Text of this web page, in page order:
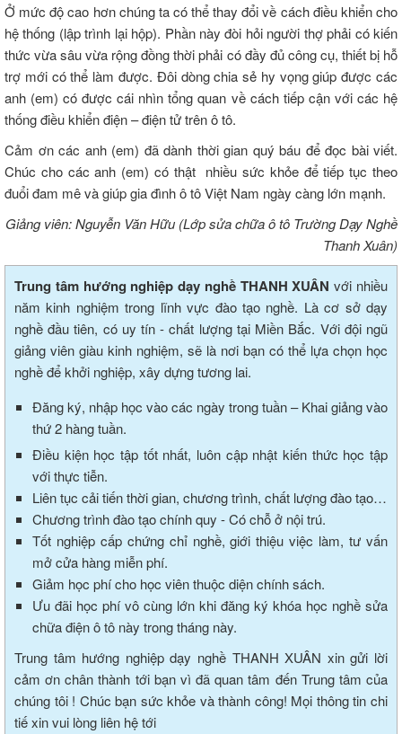
Ở mức độ cao hơn chúng ta có thể thay đổi về cách điều khiển cho
hệ thống (lập trình lại hộp). Phần này đòi hỏi người thợ phải có kiến
thức vừa sâu vừa rộng đồng thời phải có đầy đủ công cụ, thiết bị hỗ
trợ mới có thể làm được. Đôi dòng chia sẻ hy vọng giúp được các
anh (em) có được cái nhìn tổng quan về cách tiếp cận với các hệ
thống điều khiển điện – điện tử trên ô tô.
Cảm ơn các anh (em) đã dành thời gian quý báu để đọc bài viết.
Chúc cho các anh (em) có thật nhiều sức khỏe để tiếp tục theo
đuổi đam mê và giúp gia đình ô tô Việt Nam ngày càng lớn mạnh.
Giảng viên: Nguyễn Văn Hữu (Lớp sửa chữa ô tô Trường Dạy Nghề
Thanh Xuân)
Trung tâm hướng nghiệp dạy nghề THANH XUÂN với nhiều
năm kinh nghiệm trong lĩnh vực đào tạo nghề. Là cơ sở dạy
nghề đầu tiên, có uy tín - chất lượng tại Miền Bắc. Với đội ngũ
giảng viên giàu kinh nghiệm, sẽ là nơi bạn có thể lựa chọn học
nghề để khởi nghiệp, xây dựng tương lai.
Đăng ký, nhập học vào các ngày trong tuần – Khai giảng vào
thứ 2 hàng tuần.
Điều kiện học tập tốt nhất, luôn cập nhật kiến thức học tập
với thực tiễn.
Liên tục cải tiến thời gian, chương trình, chất lượng đào tạo…
Chương trình đào tạo chính quy - Có chỗ ở nội trú.
Tốt nghiệp cấp chứng chỉ nghề, giới thiệu việc làm, tư vấn
mở cửa hàng miễn phí.
Giảm học phí cho học viên thuộc diện chính sách.
Ưu đãi học phí vô cùng lớn khi đăng ký khóa học nghề sửa
chữa điện ô tô này trong tháng này.
Trung tâm hướng nghiệp dạy nghề THANH XUÂN xin gửi lời
cảm ơn chân thành tới bạn vì đã quan tâm đến Trung tâm của
chúng tôi ! Chúc bạn sức khỏe và thành công! Mọi thông tin chi
tiế xin vui lòng liên hệ tới